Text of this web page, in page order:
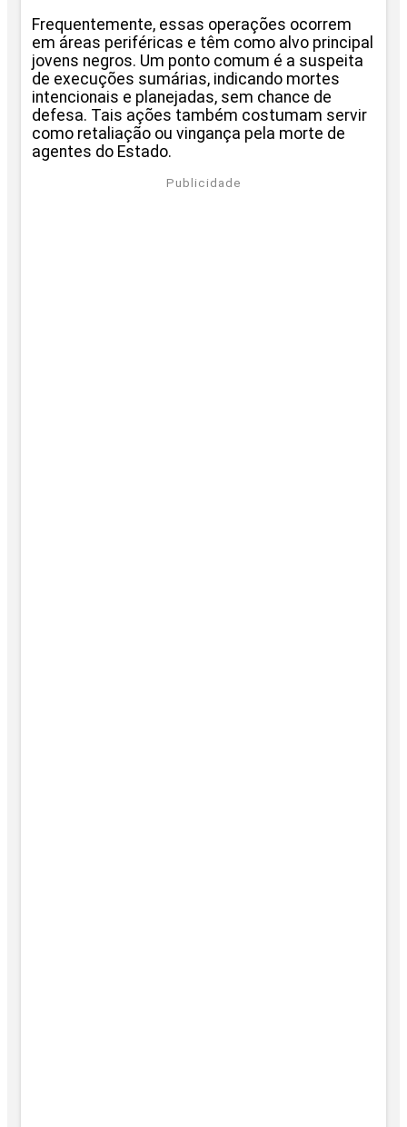
Frequentemente, essas operações ocorrem
em áreas periféricas e têm como alvo principal
jovens negros. Um ponto comum é a suspeita
de execuções sumárias, indicando mortes
intencionais e planejadas, sem chance de
defesa. Tais ações também costumam servir
como retaliação ou vingança pela morte de
agentes do Estado.
Publicidade